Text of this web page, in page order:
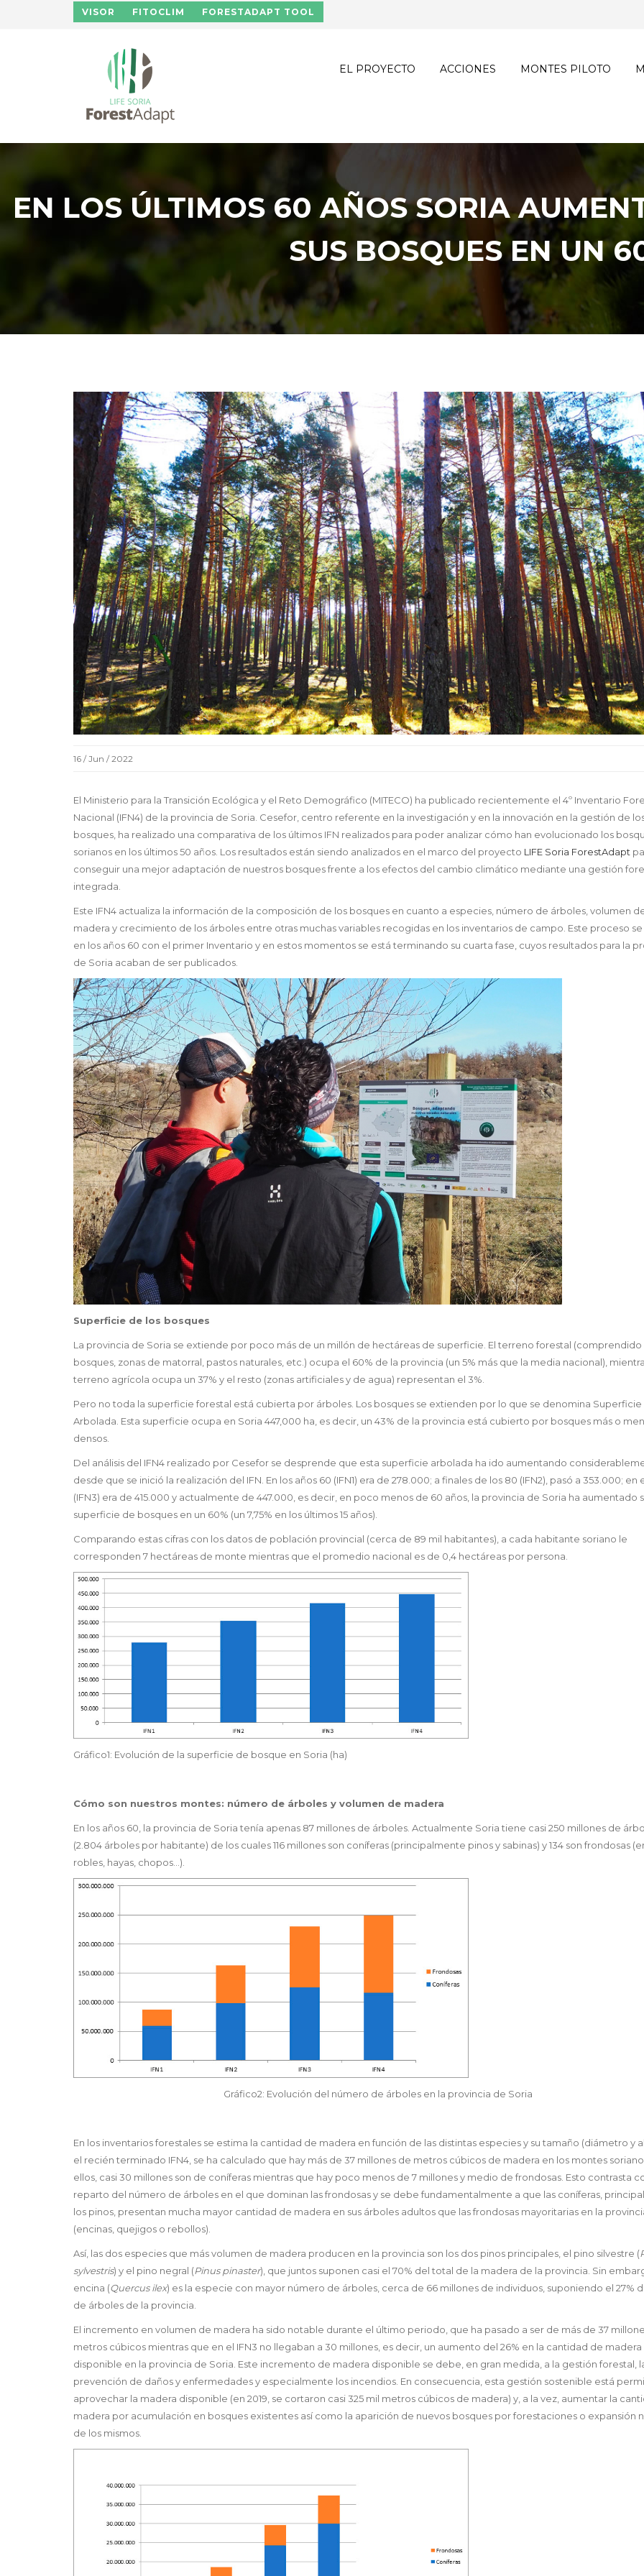
Pasar al contenido principal
VISOR FITOCLIM FORESTADAPT TOOL
EL PROYECTO ACCIONES MONTES PILOTO
EN LOS ÚLTIMOS 60 AÑOS SORIA
SUS BOSQUES EN UN
16 / Jun / 2022
El Ministerio para la Transición Ecológica y el Reto Demográfico (MITECO) ha publicado recientemente el 4º Inventario
Nacional (IFN4) de la provincia de Soria. Cesefor, centro referente en la investigación y en la innovación en la gestión de
bosques, ha realizado una comparativa de los últimos IFN realizados para poder analizar cómo han evolucionado los
sorianos en los últimos 50 años. Los resultados están siendo analizados en el marco del proyecto LIFE Soria ForestAdapt
conseguir una mejor adaptación de nuestros bosques frente a los efectos del cambio climático mediante una gestión
integrada.
Este IFN4 actualiza la información de la composición de los bosques en cuanto a especies, número de árboles, volumen
madera y crecimiento de los árboles entre otras muchas variables recogidas en los inventarios de campo. Este proceso se
en los años 60 con el primer Inventario y en estos momentos se está terminando su cuarta fase, cuyos resultados para la
de Soria acaban de ser publicados.
Superficie de los bosques
La provincia de Soria se extiende por poco más de un millón de hectáreas de superficie. El terreno forestal
bosques, zonas de matorral, pastos naturales, etc.) ocupa el 60% de la provincia (un 5% más que la media nacional),
terreno agrícola ocupa un 37% y el resto (zonas artificiales y de agua) representan el 3%.
Pero no toda la superficie forestal está cubierta por árboles. Los bosques se extienden por lo que se denomina Superficie
Arbolada. Esta superficie ocupa en Soria 447,000 ha, es decir, un 43% de la provincia está cubierto por bosques más o
densos.
Del análisis del IFN4 realizado por Cesefor se desprende que esta superficie arbolada ha ido aumentando
desde que se inició la realización del IFN. En los años 60 (IFN1) era de 278.000; a finales de los 80 (IFN2), pasó a 353.000; en
(IFN3) era de 415.000 y actualmente de 447.000, es decir, en poco menos de 60 años, la provincia de Soria ha aumentado
superficie de bosques en un 60% (un 7,75% en los últimos 15 años).
Comparando estas cifras con los datos de población provincial (cerca de 89 mil habitantes), a cada habitante soriano le
corresponden 7 hectáreas de monte mientras que el promedio nacional es de 0,4 hectáreas por persona.
Gráfico1: Evolución de la superficie de bosque en Soria (ha)
Cómo son nuestros montes: número de árboles y volumen de madera
En los años 60, la provincia de Soria tenía apenas 87 millones de árboles. Actualmente Soria tiene casi 250 millones de
(2.804 árboles por habitante) de los cuales 116 millones son coníferas (principalmente pinos y sabinas) y 134 son frondosas
robles, hayas, chopos…).
Gráfico2: Evolución del número de árboles en la provincia de Soria
En los inventarios forestales se estima la cantidad de madera en función de las distintas especies y su tamaño (diámetro y
el recién terminado IFN4, se ha calculado que hay más de 37 millones de metros cúbicos de madera en los montes
ellos, casi 30 millones son de coníferas mientras que hay poco menos de 7 millones y medio de frondosas. Esto contrasta
reparto del número de árboles en el que dominan las frondosas y se debe fundamentalmente a que las coníferas,
los pinos, presentan mucha mayor cantidad de madera en sus árboles adultos que las frondosas mayoritarias en la
(encinas, quejigos o rebollos).
Así, las dos especies que más volumen de madera producen en la provincia son los dos pinos principales, el pino silvestre (
sylvestris) y el pino negral (Pinus pinaster), que juntos suponen casi el 70% del total de la madera de la provincia. Sin
encina (Quercus ilex) es la especie con mayor número de árboles, cerca de 66 millones de individuos, suponiendo el 27%
de árboles de la provincia.
El incremento en volumen de madera ha sido notable durante el último periodo, que ha pasado a ser de más de 37
metros cúbicos mientras que en el IFN3 no llegaban a 30 millones, es decir, un aumento del 26% en la cantidad de madera
disponible en la provincia de Soria. Este incremento de madera disponible se debe, en gran medida, a la gestión forestal,
prevención de daños y enfermedades y especialmente los incendios. En consecuencia, esta gestión sostenible está
aprovechar la madera disponible (en 2019, se cortaron casi 325 mil metros cúbicos de madera) y, a la vez, aumentar la
madera por acumulación en bosques existentes así como la aparición de nuevos bosques por forestaciones o expansión
de los mismos.